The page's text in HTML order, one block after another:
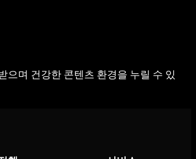
으며 건강한 콘텐츠 환경을 누릴 수 있